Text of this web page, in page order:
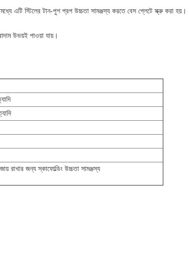
এটি স্টিলের টান-পুশ প্রপ উচ্চতা সামঞ্জস্য করতে বেস প্লেটে স্ক্রু করা হয়।
উভয়ই পাওয়া যায়।
রাখার জন্য স্কাফোল্ডিং উচ্চতা সামঞ্জস্য